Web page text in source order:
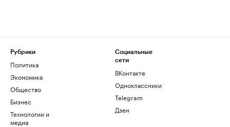
Рубрики
Политика
Экономика
Общество
Бизнес
Технологии и
медиа
Социальные
сети
ВКонтакте
Одноклассники
Telegram
Дзен